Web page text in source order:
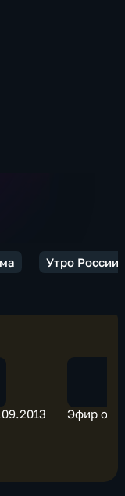
Утро России
Эфир от